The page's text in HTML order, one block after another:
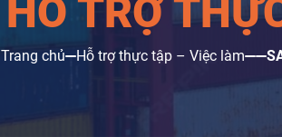
HỖ TRỢ
Trang chủ Hỗ trợ thực tập – Việc làm